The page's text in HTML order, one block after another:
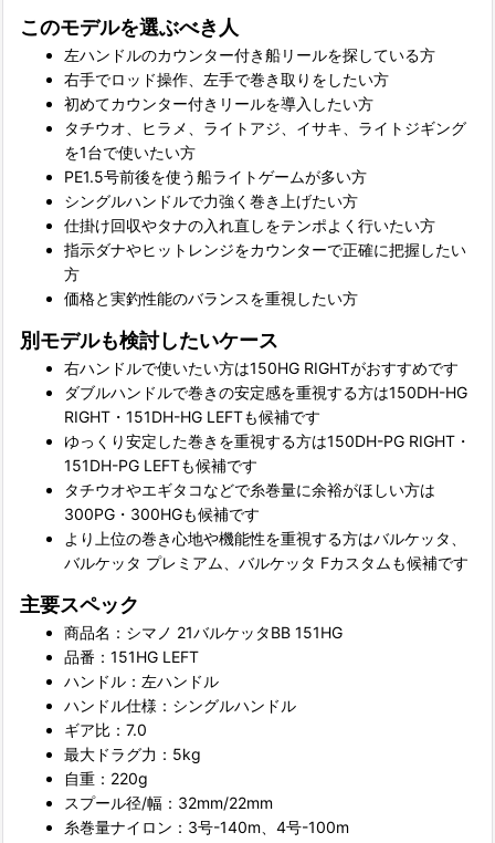
このモデルを選ぶべき人
左ハンドルのカウンター付き船リールを探している方
右手でロッド操作、左手で巻き取りをしたい方
初めてカウンター付きリールを導入したい方
タチウオ、ヒラメ、ライトアジ、イサキ、ライトジギング
を1台で使いたい方
PE1.5号前後を使う船ライトゲームが多い方
シングルハンドルで力強く巻き上げたい方
仕掛け回収やタナの入れ直しをテンポよく行いたい方
指示ダナやヒットレンジをカウンターで正確に把握したい
方
価格と実釣性能のバランスを重視したい方
別モデルも検討したいケース
右ハンドルで使いたい方は150HG RIGHTがおすすめです
ダブルハンドルで巻きの安定感を重視する方は150DH-HG
RIGHT・151DH-HG LEFTも候補です
ゆっくり安定した巻きを重視する方は150DH-PG RIGHT・
151DH-PG LEFTも候補です
タチウオやエギタコなどで糸巻量に余裕がほしい方は
300PG・300HGも候補です
より上位の巻き心地や機能性を重視する方はバルケッタ、
バルケッタ プレミアム、バルケッタ Fカスタムも候補です
主要スペック
商品名：シマノ 21バルケッタBB 151HG
品番：151HG LEFT
ハンドル：左ハンドル
ハンドル仕様：シングルハンドル
ギア比：7.0
最大ドラグ力：5kg
自重：220g
スプール径/幅：32mm/22mm
糸巻量ナイロン：3号-140m、4号-100m